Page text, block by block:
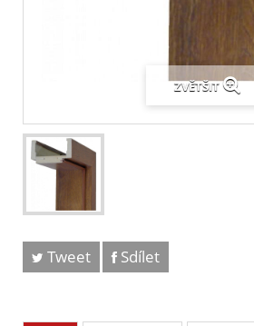
ZVĚTŠIT
Tweet Sdílet